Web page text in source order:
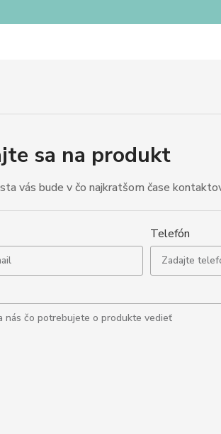
sa na produkt
vás bude v čo najkratšom čase
Telefón